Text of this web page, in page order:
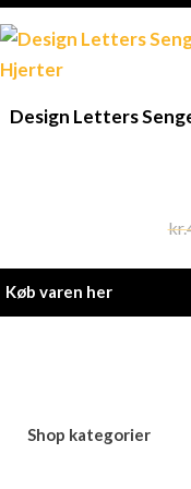
Design Letters
kr.
Køb varen her
Shop kategorier